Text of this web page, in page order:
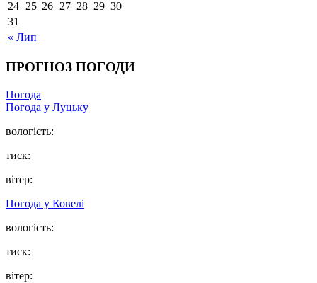
« Лип
24 25 26 27 28 29 30
31
ПРОГНОЗ ПОГОДИ
Погода
Погода у Луцьку
вологість:
тиск:
вітер:
Погода у Ковелі
вологість:
тиск:
вітер: